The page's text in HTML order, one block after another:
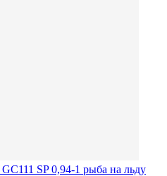
SP 0,94-1 рыба на льду